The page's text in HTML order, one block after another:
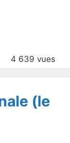
4 639 vues
(le